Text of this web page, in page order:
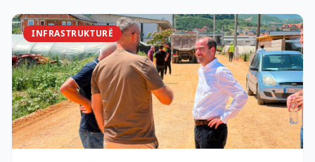
INFRASTRUKTURË